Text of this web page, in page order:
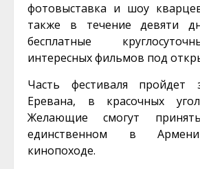
фотовыставка и шоу
также в течение девяти
бесплатные
интересных фильмов под
Часть фестиваля пройдет
Еревана, в красочных
Желающие смогут
единственном в
кинопоходе.